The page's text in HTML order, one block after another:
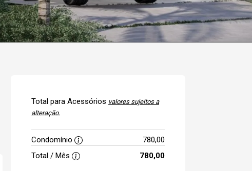
Total para Acessórios valores sujeitos a
alteração.
Condomínio
780,00
Total / Mês
780,00